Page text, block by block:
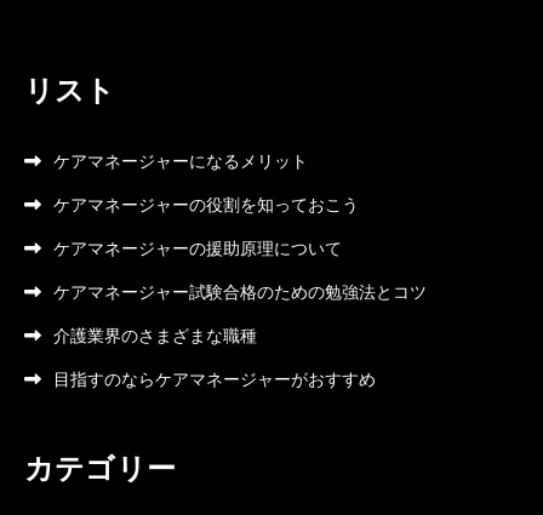
リスト
ケアマネージャーになるメリット
ケアマネージャーの役割を知っておこう
ケアマネージャーの援助原理について
ケアマネージャー試験合格のための勉強法とコツ
介護業界のさまざまな職種
目指すのならケアマネージャーがおすすめ
カテゴリー